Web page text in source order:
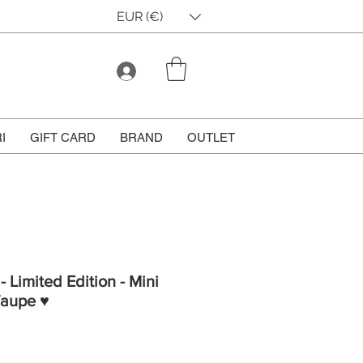
EUR (€)
GIFT CARD BRAND OUTLET
Limited Edition - Mini
♥